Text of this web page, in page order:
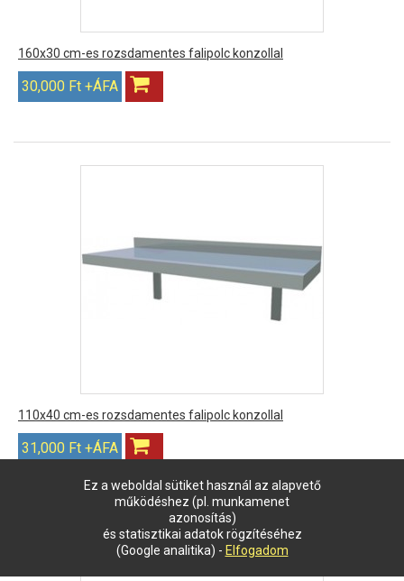
Ez a weboldal sütiket használ az alapvető
működéshez (pl. munkamenet
azonosítás)
és statisztikai adatok rögzítéséhez
(Google analitika) - Elfogadom
160x30 cm-es rozsdamentes falipolc konzollal
30,000 Ft +ÁFA
110x40 cm-es rozsdamentes falipolc konzollal
31,000 Ft +ÁFA